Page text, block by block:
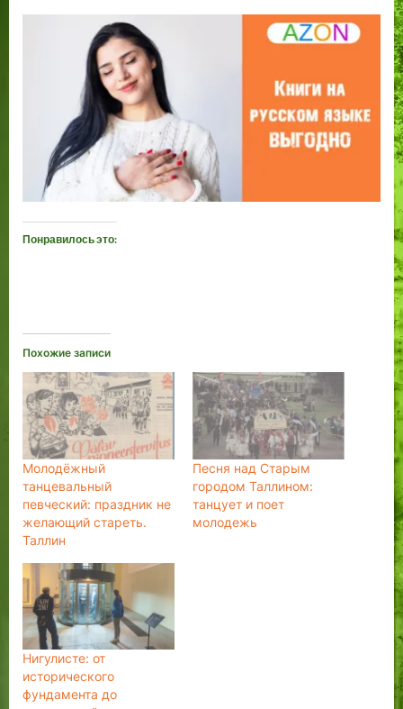
Понравилось это:
Похожие записи
Молодёжный
танцевальный
певческий: праздник не
желающий стареть.
Таллин
Песня над Старым
городом Таллином:
танцует и поет
молодежь
Нигулисте: от
исторического
фундамента до